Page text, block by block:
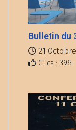
Bulletin du
21
Clics : 396